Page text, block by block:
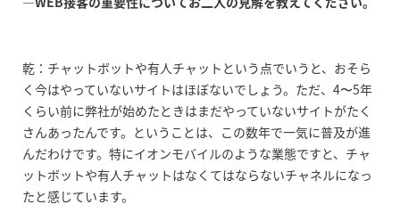
乾：チャットボットや有人チャットという点でいうと、おそら
く今はやっていないサイトはほぼないでしょう。ただ、4〜5年
くらい前に弊社が始めたときはまだやっていないサイトがたく
さんあったんです。ということは、この数年で一気に普及が進
んだわけです。特にイオンモバイルのような業態ですと、チャ
ットボットや有人チャットはなくてはならないチャネルになっ
たと感じています。